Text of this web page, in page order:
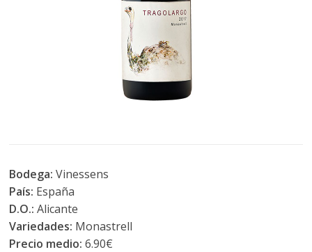
Bodega: Vinessens
País: España
D.O.:Alicante
Variedades: Monastrell
Precio medio: 6.90€